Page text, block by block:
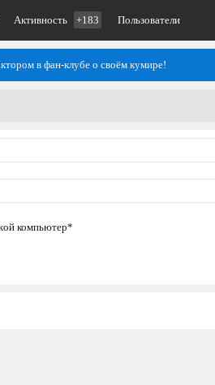
Активность +183 Пользователи
в фан-клубе о своём кумире!
компьютер*